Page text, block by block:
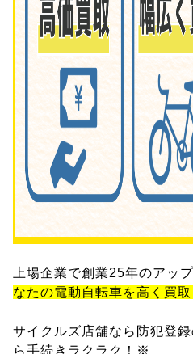
上場企業で創業25年のアッ
なたの電動自転車を高く買取
サイクルズ店舗なら防犯登
ら手続きラクラク！※